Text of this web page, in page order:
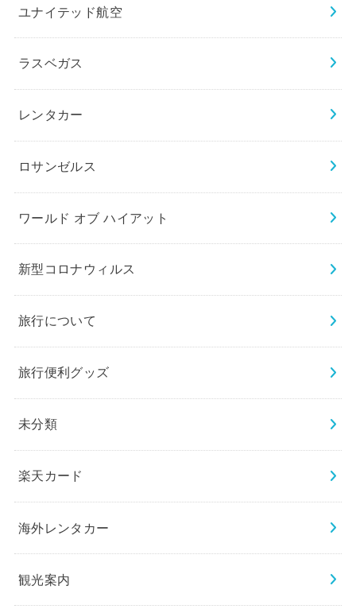
ユナイテッド航空
ラスベガス
レンタカー
ロサンゼルス
ワールド オブ ハイアット
新型コロナウィルス
旅行について
旅行便利グッズ
未分類
楽天カード
海外レンタカー
観光案内